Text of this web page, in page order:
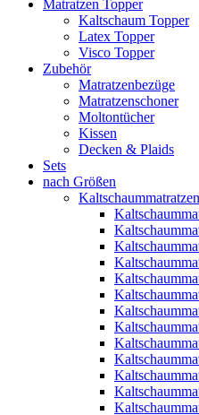
Matratzen Topper
Kaltschaum Topper
Latex Topper
Visco Topper
Zubehör
Matratzenbezüge
Matratzenschoner
Moltontücher
Kissen
Decken & Plaids
Sets
nach Größen
Kaltschaummatratzen